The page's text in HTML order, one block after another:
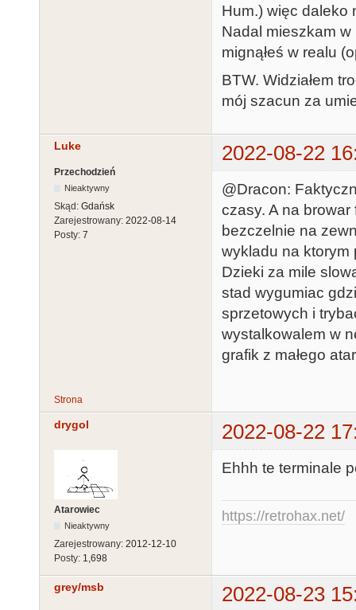
Hum.) więc daleko
Nadal mieszkam
mignąłeś w realu
BTW. Widziałem
mój szacun za
Luke 2022-08-22
Przechodzień
Nieaktywny
Skąd: Gdańsk
Zarejestrowany: 2022-08-14
Posty: 7
@Dracon:
czasy. A na
bezczelnie na
wykladu na ktorym
Dzieki za mile
stad wygumiac
sprzetowych i
wystalkowalem w
grafik z małego
Strona
drygol 2022-08-22
Atarowiec
Nieaktywny
Zarejestrowany: 2012-12-10
Posty: 1,698
Ehhh te terminale
https://retrohax.net/
grey/msb
2022-08-23